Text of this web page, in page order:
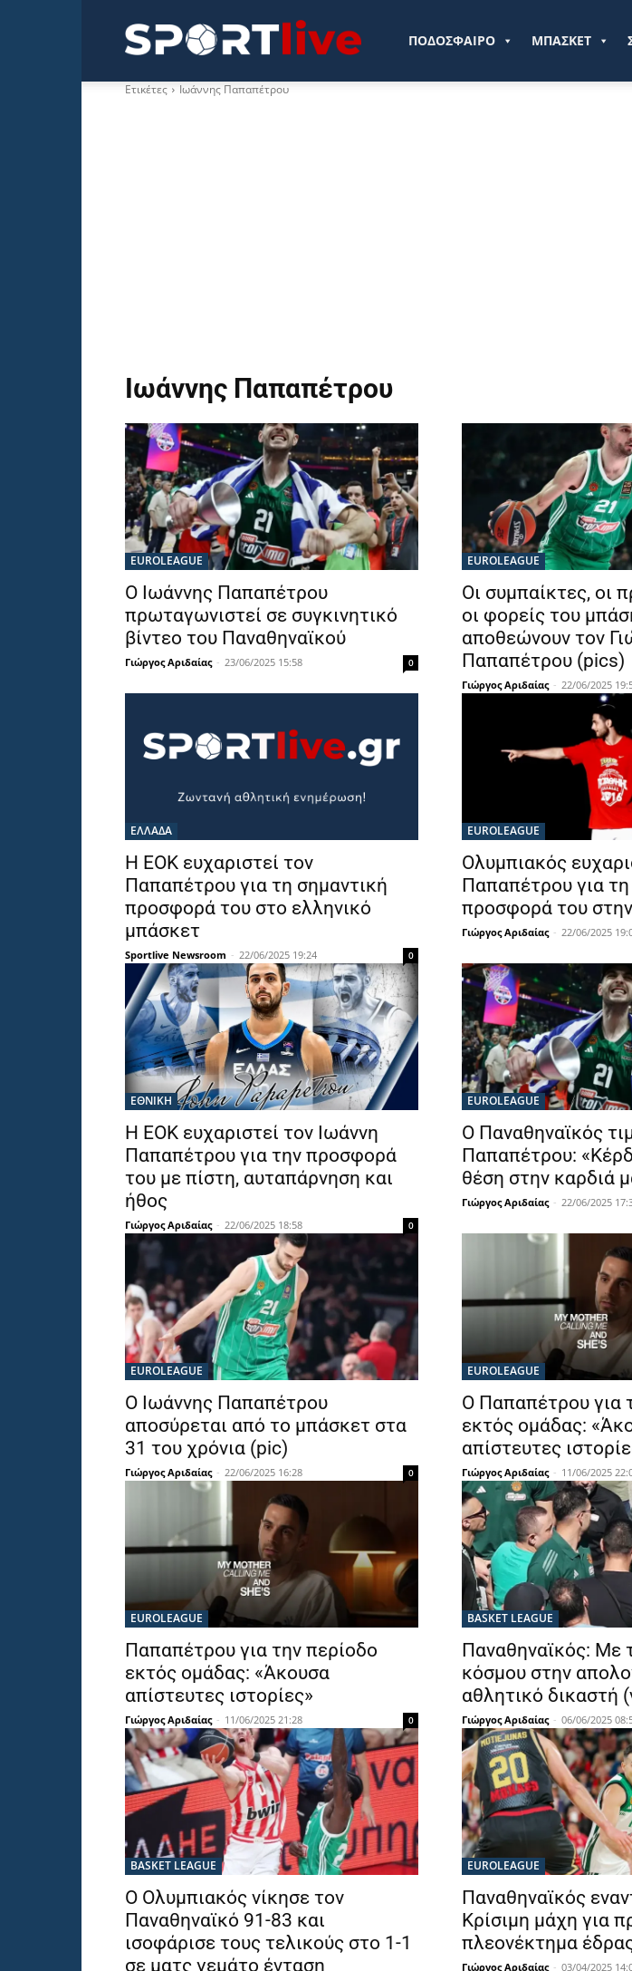
Sportlive.grΠΟΔΟΣΦΑΙΡΟ ΜΠΑΣΚΕΤ
Ετικέτες Ιωάννης Παπαπέτρου
Ιωάννης Παπαπέτρου
EUROLEAGUE
Ο Ιωάννης Παπαπέτρου
πρωταγωνιστεί σε συγκινητικό
βίντεο του Παναθηναϊκού
Γιώργος Αριδαίας - 23/06/2025 15:58 0
EUROLEAGUE
Οι συμπαίκτες, οι
οι φορείς του
αποθεώνουν τον
Παπαπέτρου (pics)
Γιώργος Αριδαίας - 22/06/2025
ΕΛΛΑΔΑ
Η ΕΟΚ ευχαριστεί τον
Παπαπέτρου για τη σημαντική
προσφορά του στο ελληνικό
μπάσκετ
Sportlive Newsroom - 22/06/2025 19:24 0
EUROLEAGUE
Ολυμπιακός
Παπαπέτρου για
προσφορά του
Γιώργος Αριδαίας - 22/06/2025
ΕΘΝΙΚΉ
Η ΕΟΚ ευχαριστεί τον Ιωάννη
Παπαπέτρου για την προσφορά
του με πίστη, αυταπάρνηση και
ήθος
Γιώργος Αριδαίας - 22/06/2025 18:58 0
EUROLEAGUE
Ο Παναθηναϊκός
Παπαπέτρου:
θέση στην καρδιά
Γιώργος Αριδαίας - 22/06/2025
EUROLEAGUE
Ο Ιωάννης Παπαπέτρου
αποσύρεται από το μπάσκετ στα
31 του χρόνια (pic)
Γιώργος Αριδαίας - 22/06/2025 16:28 0
EUROLEAGUE
Ο Παπαπέτρου για
εκτός ομάδας:
απίστευτες
Γιώργος Αριδαίας - 11/06/2025
EUROLEAGUE
Παπαπέτρου για την περίοδο
εκτός ομάδας: «Άκουσα
απίστευτες ιστορίες»
Γιώργος Αριδαίας - 11/06/2025 21:28 0
BASKET LEAGUE
Παναθηναϊκός: Με
κόσμου στην
αθλητικό δικαστή
Γιώργος Αριδαίας - 06/06/2025
BASKET LEAGUE
Ο Ολυμπιακός νίκησε τον
Παναθηναϊκό 91-83 και
ισοφάρισε τους τελικούς στο 1-1
σε ματς γεμάτο ένταση
EUROLEAGUE
Παναθηναϊκός
Κρίσιμη μάχη για
πλεονέκτημα
Γιώργος Αριδαίας - 03/04/2025